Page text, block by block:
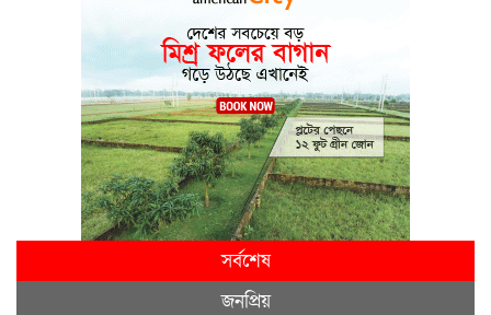
সর্বশেষ
জনপ্রিয়